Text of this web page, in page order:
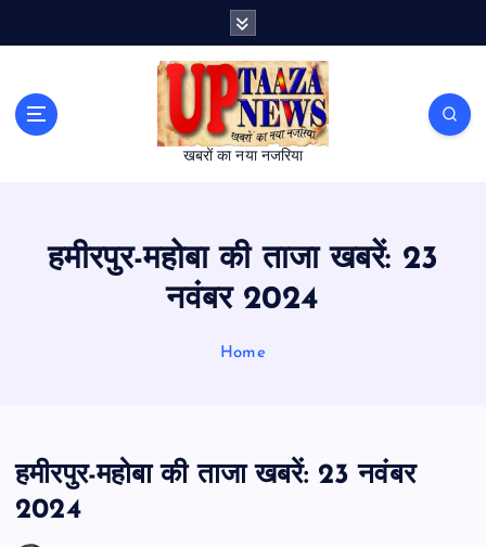
खबरों का नया नजरिया
हमीरपुर-महोबा की ताजा खबरें: 23
नवंबर 2024
Home
हमीरपुर-महोबा की ताजा खबरें: 23 नवंबर
2024